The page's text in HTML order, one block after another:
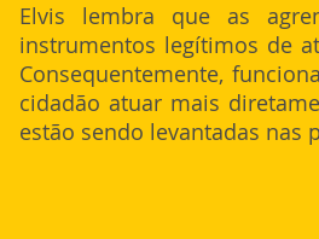
Elvis lembra que as
instrumentos legítimos de
Consequentemente,
cidadão atuar mais
estão sendo levantadas nas